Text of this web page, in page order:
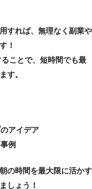
すれば、無理なく副業や
！
ことで、短時間でも最
す。
アイデア
例
朝の時間を最大限に活かす
しょう！